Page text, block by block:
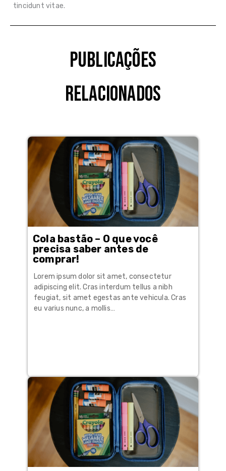
tincidunt vitae.
Publicações
Relacionados
Cola bastão – O que você
precisa saber antes de
comprar!
Lorem ipsum dolor sit amet, consectetur
adipiscing elit. Cras interdum tellus a nibh
feugiat, sit amet egestas ante vehicula. Cras
eu varius nunc, a mollis…